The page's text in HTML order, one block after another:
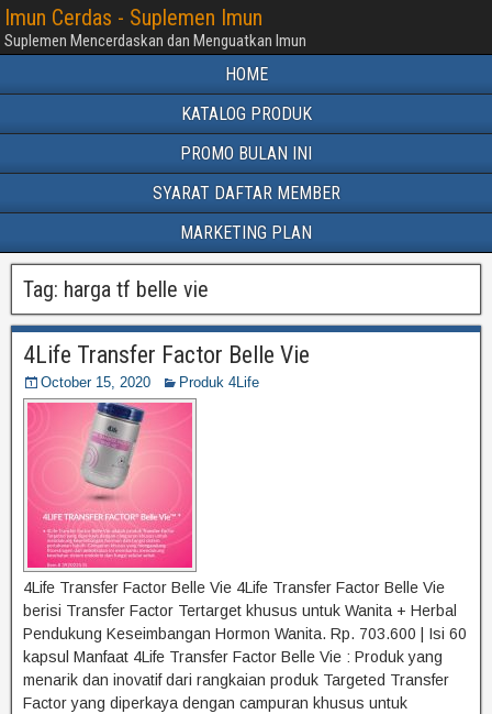
Imun Cerdas - Suplemen Imun
Suplemen Mencerdaskan dan Menguatkan Imun
HOME
KATALOG PRODUK
PROMO BULAN INI
SYARAT DAFTAR MEMBER
MARKETING PLAN
Tag: harga tf belle vie
4Life Transfer Factor Belle Vie
October 15, 2020 Produk 4Life
4Life Transfer Factor Belle Vie 4Life Transfer Factor Belle Vie
berisi Transfer Factor Tertarget khusus untuk Wanita + Herbal
Pendukung Keseimbangan Hormon Wanita. Rp. 703.600 | Isi 60
kapsul Manfaat 4Life Transfer Factor Belle Vie : Produk yang
menarik dan inovatif dari rangkaian produk Targeted Transfer
Factor yang diperkaya dengan campuran khusus untuk